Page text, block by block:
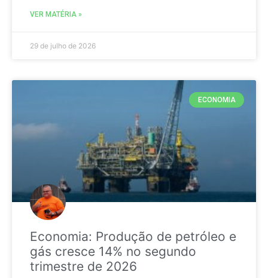
VER MATÉRIA »
29 de julho de 2026
ECONOMIA
Economia: Produção de petróleo e
gás cresce 14% no segundo
trimestre de 2026